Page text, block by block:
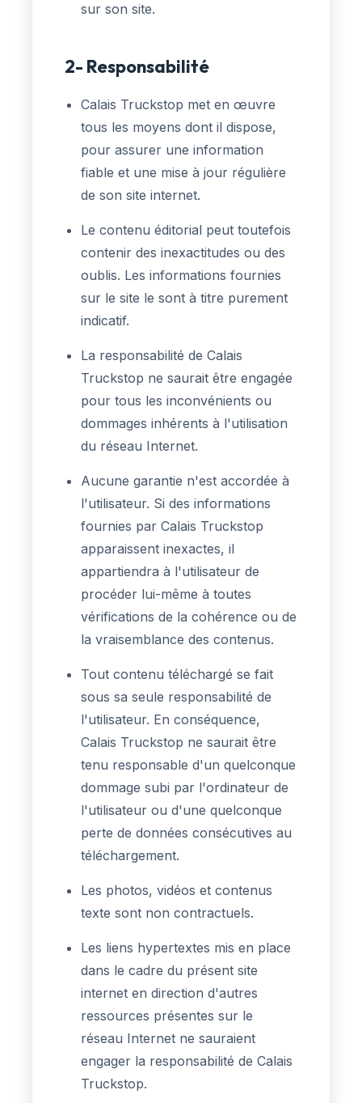
sur son site.
2- Responsabilité
Calais Truckstop met en œuvre
tous les moyens dont il dispose,
pour assurer une information
fiable et une mise à jour régulière
de son site internet.
Le contenu éditorial peut toutefois
contenir des inexactitudes ou des
oublis. Les informations fournies
sur le site le sont à titre purement
indicatif.
La responsabilité de Calais
Truckstop ne saurait être engagée
pour tous les inconvénients ou
dommages inhérents à l'utilisation
du réseau Internet.
Aucune garantie n'est accordée à
l'utilisateur. Si des informations
fournies par Calais Truckstop
apparaissent inexactes, il
appartiendra à l'utilisateur de
procéder lui-même à toutes
vérifications de la cohérence ou de
la vraisemblance des contenus.
Tout contenu téléchargé se fait
sous sa seule responsabilité de
l'utilisateur. En conséquence,
Calais Truckstop ne saurait être
tenu responsable d'un quelconque
dommage subi par l'ordinateur de
l'utilisateur ou d'une quelconque
perte de données consécutives au
téléchargement.
Les photos, vidéos et contenus
texte sont non contractuels.
Les liens hypertextes mis en place
dans le cadre du présent site
internet en direction d'autres
ressources présentes sur le
réseau Internet ne sauraient
engager la responsabilité de Calais
Truckstop.